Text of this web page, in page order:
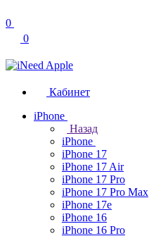
0
0
Кабинет
iPhone
Назад
iPhone
iPhone 17
iPhone 17 Air
iPhone 17 Pro
iPhone 17 Pro Max
iPhone 17e
iPhone 16
iPhone 16 Pro